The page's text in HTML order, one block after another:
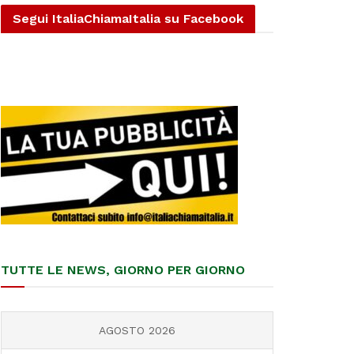
Segui ItaliaChiamaItalia su Facebook
TUTTE LE NEWS, GIORNO PER GIORNO
AGOSTO 2026